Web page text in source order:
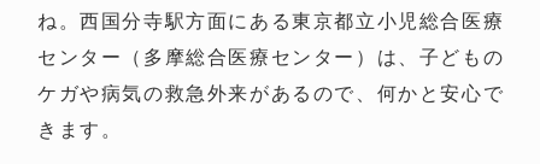
ね。西国分寺駅方面にある東京都立小児総合医療
センター（多摩総合医療センター）は、子どもの
ケガや病気の救急外来があるので、何かと安心で
きます。